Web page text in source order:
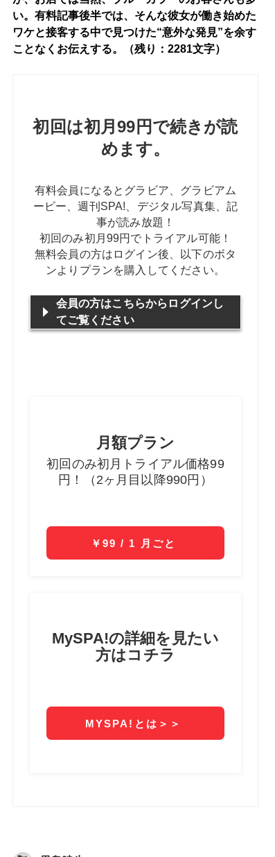
い。有料記事後半では、そんな彼女が働き始めた
ワケと接客する中で見つけた“意外な発見”を余す
ことなくお伝えする。（残り：2281文字）